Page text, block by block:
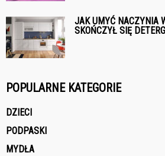
JAK UMYĆ NACZYNIA
SKOŃCZYŁ SIĘ
POPULARNE KATEGORIE
DZIECI
PODPASKI
MYDŁA